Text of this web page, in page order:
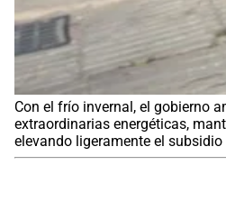
Con el frío invernal, el gobierno
extraordinarias energéticas,
elevando ligeramente el